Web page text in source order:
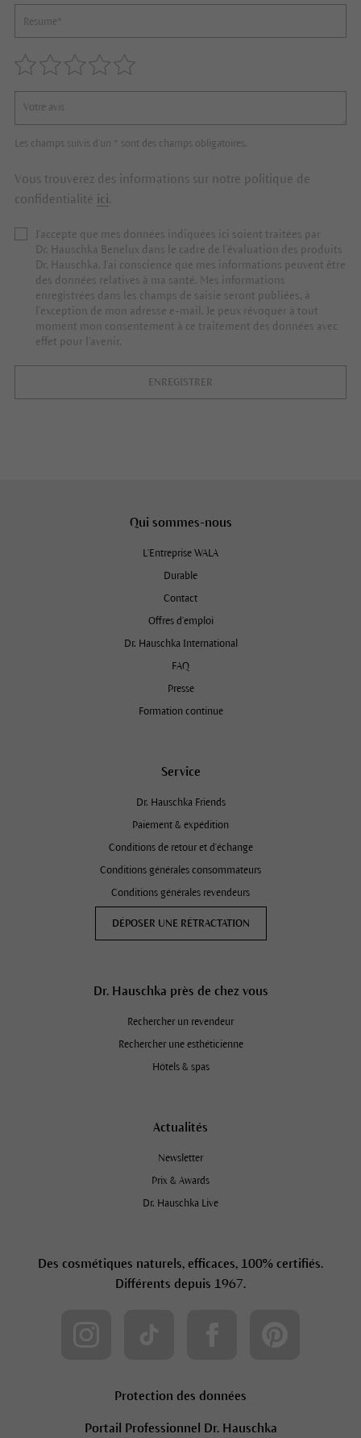
Les champs suivis d'un * sont des champs obligatoires.
Vous trouverez des informations sur notre politique de
confidentialité ici.
J’accepte que mes données indiquées ici soient traitées par
Dr. Hauschka Benelux dans le cadre de l’évaluation des produits
Dr. Hauschka. J’ai conscience que mes informations peuvent être
des données relatives à ma santé. Mes informations
enregistrées dans les champs de saisie seront publiées, à
l’exception de mon adresse e-mail. Je peux révoquer à tout
moment mon consentement à ce traitement des données avec
effet pour l’avenir.
ENREGISTRER
Qui sommes-nous
L'Entreprise WALA
Durable
Contact
Offres d’emploi
Dr. Hauschka International
FAQ
Presse
Formation continue
Service
Dr. Hauschka Friends
Paiement & expédition
Conditions de retour et d'échange
Conditions générales consommateurs
Conditions générales revendeurs
DÉPOSER UNE RÉTRACTATION
Dr. Hauschka près de chez vous
Rechercher un revendeur
Rechercher une esthéticienne
Hôtels & spas
Actualités
Newsletter
Prix & Awards
Dr. Hauschka Live
Des cosmétiques naturels, efficaces, 100% certifiés.
Différents depuis 1967.
Protection des données
Portail Professionnel Dr. Hauschka